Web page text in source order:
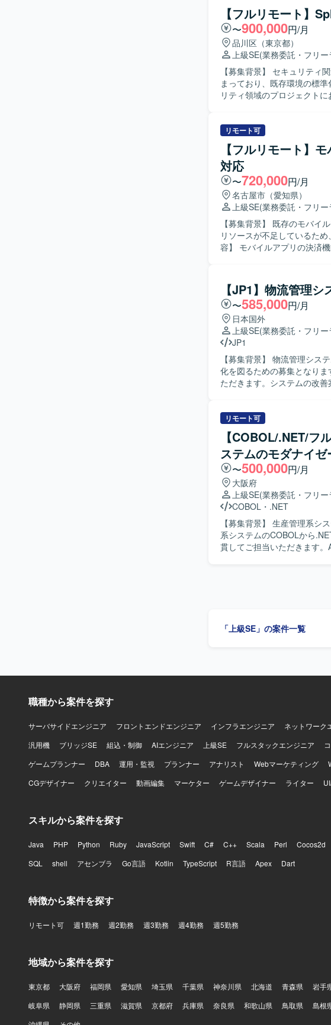
メント作成・レビューもご
関係者間の合意形成を主体的に進めていただき
程に強みを持ち、開発経験
れた方を求めております。
く説明できる方を歓迎いた
様なステークホルダーと円
に落とし込める方を想定しています。 【ポジションの魅力】 大手企業
新機能開発プロジェクトに
い立場で価値提供できるポ
要件定義や仕様調整をリード
を推進する経験を積むことができます。 【開発環境】 基幹システム
における要件定義および設
クやプロダクト環境は、既
きます。
【フルリモート】
〜900,000円/月
品川区（東京都）
上級SE(業務委託・フリー
【募集背景】 セキュリティ
まっており、既存環境の標準化推進
リティ領域のプロジェクト
チームの現場リーダーとし
ただきます。 【求める人物像】 Splunkを用いたログ収集基盤の設計・構築に主体的に関わって
こられた方で、自ら考え標
ームメンバーや他部署との
方を歓迎いたします。 【ポジションの魅力】 大規模な環境でのSplunk利活用に深く関わること
ができ、ログ収集・標準化
針の策定から実装まで一貫
が見込めます。 【開発環境】 ログ収集・分析基盤としてSplunkおよびSplunk SOARを中心とし
た環境を想定しています。
リモート可
【フルリモート】
対応
〜720,000円/月
名古屋市（愛知県）
上級SE(業務委託・フリー
【募集背景】 既存のモバイ
リソースが不足しているため、
容】 モバイルアプリの決済
理し、合意形成を図りながらドキュ
バイルアプリおよび決済機
理できる方を求めておりま
握し、分かりやすいドキュ
調しながらプロジェクトを推進できる方を歓
プリの決済領域における要件
できます。 既にプロジェク
折衝や要件整理のスキルを高めていただけます。 【開
済機能開発プロジェクトに
境となっております。
【JP1】物流管理
〜585,000円/月
日本国外
上級SE(業務委託・フリー
JP1
【募集背景】 物流管理シス
化を図るための募集となります。 【作業内容】 物流管理システムの保守・運用業務
ただきます。システムの改
に改善に取り組んでいただ
いながら、責任感を持って業務を遂行でき
システムの保守・運用から
の双方を高めることができ
にスキルアップしていただけます。 【開発環境】 Webアプリケーションおよび
ステム開発環境での業務と
す。
リモート可
【COBOL/.NET/フ
ステムのモダナイゼ
〜500,000円/月
大阪府
上級SE(業務委託・フリー
COBOL ・ .NET
【募集背景】 生産管理系システムの
系システムのCOBOLから
貫してご担当いただきます。
「上級SE」の案件一覧
職種から案件を探す
サーバサイドエンジニア フロントエンドエンジニア インフラエンジニア ネットワーク
汎用機
ブリッジSE 組込・制御 AIエンジニア 上級SE フルスタックエンジニア
ゲームプランナー
DBA 運用・監視 プランナー アナリスト Webマーケティング
CGデザイナー
クリエイター 動画編集 マーケター ゲームデザイナー ライター
スキルから案件を探す
Java PHP Python Ruby JavaScript Swift C# C++ Scala Perl Cocos2d
SQL
shell アセンブラ Go言語 Kotlin TypeScript R言語 Apex Dart
特徴から案件を探す
リモート可 週1勤務 週2勤務 週3勤務 週4勤務 週5勤務
地域から案件を探す
東京都 大阪府 福岡県 愛知県 埼玉県 千葉県 神奈川県 北海道 青森県 岩手
岐阜県
静岡県 三重県 滋賀県 京都府 兵庫県 奈良県 和歌山県 鳥取県 島根